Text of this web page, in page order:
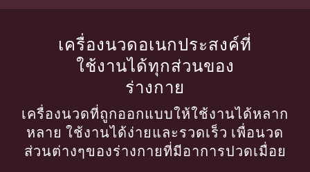
เครื่องนวดอเนกประสงค์ที่
ใช้งานได้ทุกส่วนของ
ร่างกาย
เครื่องนวดที่ถูกออกแบบให้ใช้งานได้หลาก
หลาย ใช้งานได้ง่ายและรวดเร็ว เพื่อนวด
ส่วนต่างๆของร่างกายที่มีอาการปวดเมื่อย